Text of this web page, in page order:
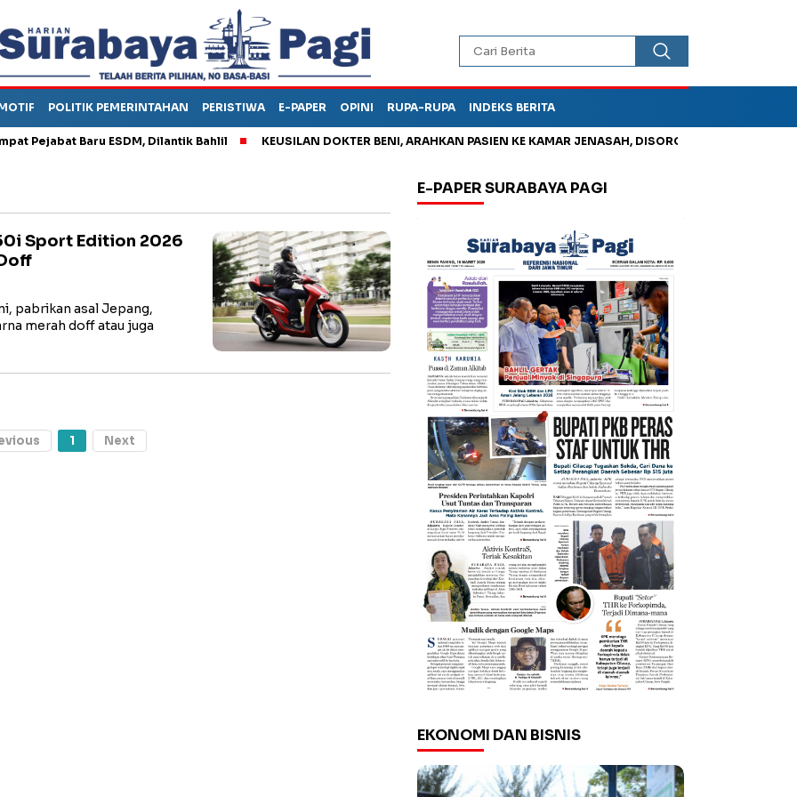
POLITIK PEMERINTAHAN PERISTIWA E-PAPER OPINI RUPA-RUPA INDEKS BERITA
Baru ESDM, Dilantik Bahlil KEUSILAN DOKTER BENI, ARAHKAN PASIEN KE KAMAR JENASAH, DISOROT
Sport Edition 2026
pabrikan asal Jepang,
merah doff atau juga
1 Next
E-PAPER SURABAYA PAGI
EKONOMI DAN BISNIS